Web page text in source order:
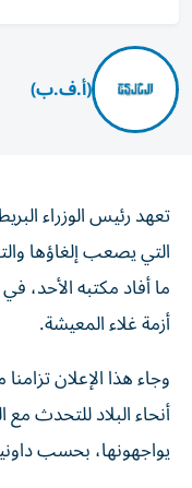
(أ.ف.ب)
التي يصعب إلغاؤها
ما أفاد مكتبه الأحد،
أزمة غلاء المعيشة.
أنحاء البلاد للتحدث
يواجهونها، بحسب